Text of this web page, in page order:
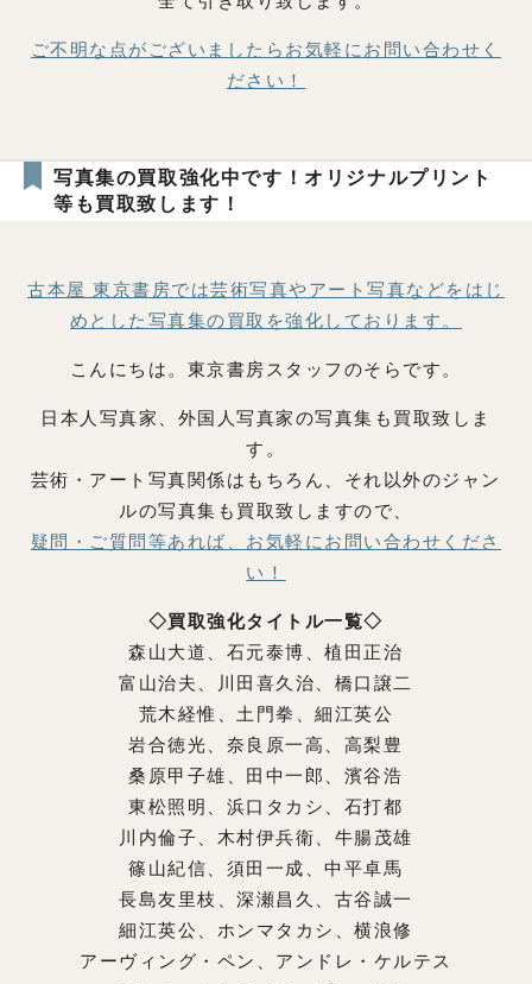
ご不明な点がございましたらお気軽にお問い合わせく
ださい！
写真集の買取強化中です！オリジナルプリント
等も買取致します！
古本屋 東京書房では芸術写真やアート写真などをはじ
めとした写真集の買取を強化しております。
こんにちは。東京書房スタッフのそらです。
日本人写真家、外国人写真家の写真集も買取致しま
す。
芸術・アート写真関係はもちろん、それ以外のジャン
ルの写真集も買取致しますので、
疑問・ご質問等あれば、お気軽にお問い合わせくださ
い！
◇買取強化タイトル一覧◇
森山大道、石元泰博、植田正治
富山治夫、川田喜久治、橋口譲二
荒木経惟、土門拳、細江英公
岩合徳光、奈良原一高、高梨豊
桑原甲子雄、田中一郎、濱谷浩
東松照明、浜口タカシ、石打都
川内倫子、木村伊兵衛、牛腸茂雄
篠山紀信、須田一成、中平卓馬
長島友里枝、深瀬昌久、古谷誠一
細江英公、ホンマタカシ、横浪修
アーヴィング・ペン、アンドレ・ケルテス